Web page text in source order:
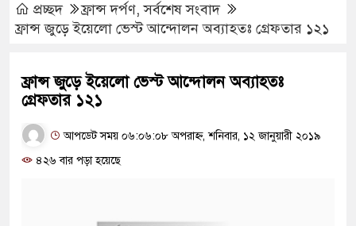
প্রচ্ছদ ফ্রান্স দর্পণ,সর্বশেষ সংবাদ
ফ্রান্স জুড়ে ইয়েলো ভেস্ট আন্দোলন অব্যাহতঃ গ্রেফতার ১২১
ফ্রান্স জুড়ে ইয়েলো ভেস্ট আন্দোলন অব্যাহতঃ
গ্রেফতার ১২১
আপডেট সময় ০৬:০৬:০৮ অপরাহ্ন, শনিবার, ১২ জানুয়ারী ২০১৯
৪২৬ বার পড়া হয়েছে